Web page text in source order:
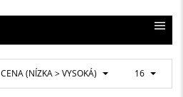
16
CENA (NÍZKA > VYSOKÁ)